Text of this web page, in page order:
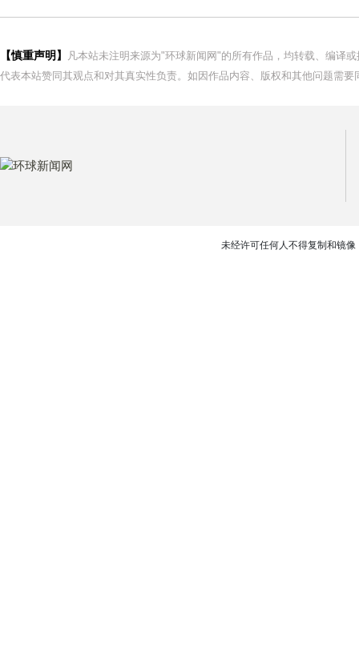
【慎重声明】
凡本站未注明来源为"环球新闻网"的所有作品，均转载、编译
代表本站赞同其观点和对其真实性负责。如因作品内容、版权和其他问题需
未经许可任何人不得复制和镜